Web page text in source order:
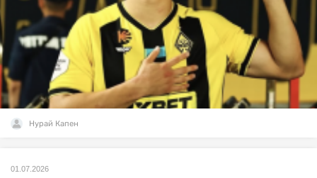
Нурай Капен
01.07.2026